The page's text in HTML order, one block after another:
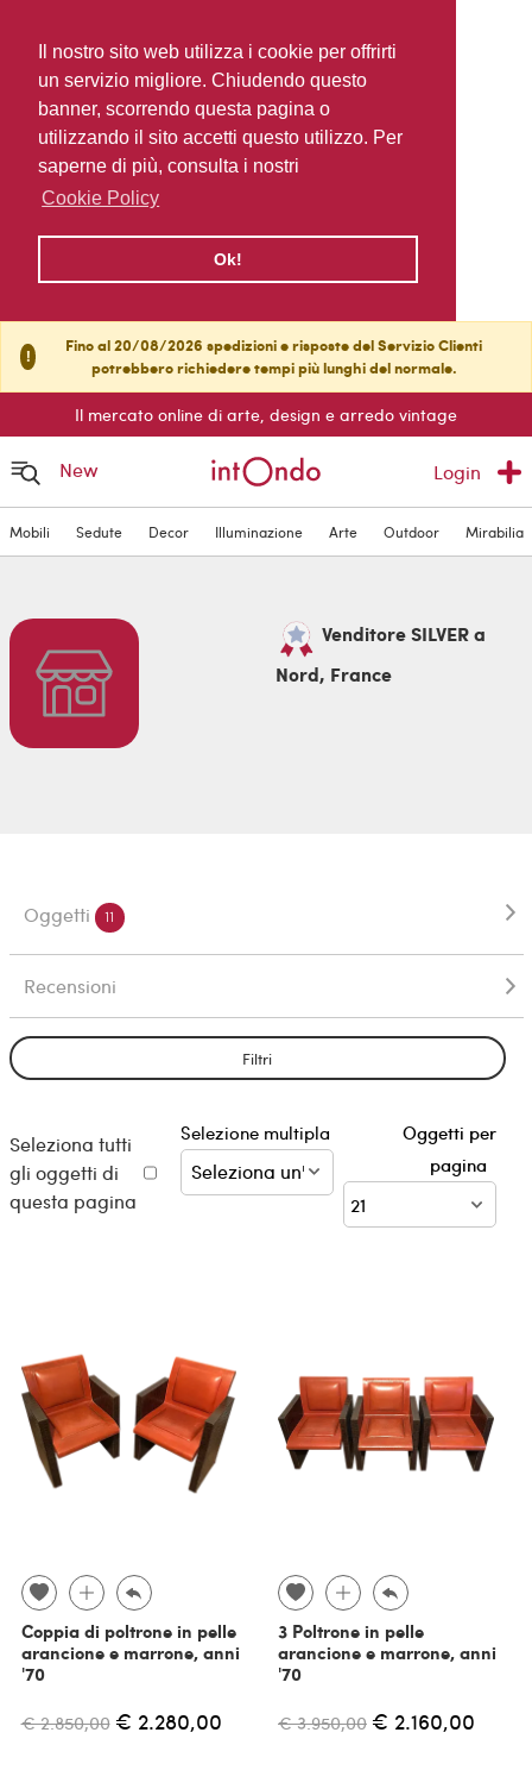
Il nostro sito web utilizza i cookie per offrirti
un servizio migliore. Chiudendo questo
banner, scorrendo questa pagina o
utilizzando il sito accetti questo utilizzo. Per
saperne di più, consulta i nostri
Cookie Policy
Ok!
!
Fino al 20/08/2026 spedizioni e risposte del Servizio Clienti
potrebbero richiedere tempi più lunghi del normale.
Il mercato online di arte, design e arredo vintage
New Login
Mobili Sedute Decor Illuminazione Arte Outdoor Mirabilia
Venditore SILVER a
Nord, France
Oggetti 11
Recensioni
Filtri
Seleziona tutti
gli oggetti di
questa pagina
Selezione multipla
Oggetti per
pagina
Coppia di poltrone in pelle
arancione e marrone, anni
'70
€ 2.850,00 € 2.280,00
3 Poltrone in pelle
arancione e marrone, anni
'70
€ 3.950,00 € 2.160,00